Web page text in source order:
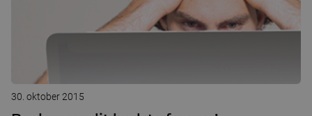
30. oktober 2015